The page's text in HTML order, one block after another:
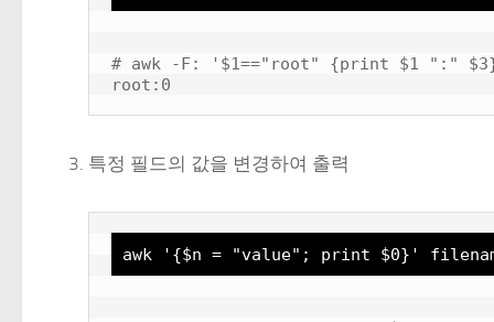
# awk -F: '$1=="root" {print $1 ":"
특정 필드의 값을 변경하여 출력
awk '{$n = "value"; print $0}'